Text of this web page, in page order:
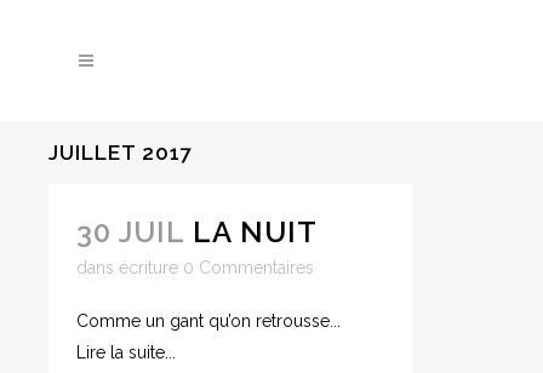
JUILLET 2017
30 JUIL LA NUIT
dans écriture 0 Commentaires
Comme un gant qu’on retrousse...
Lire la suite...